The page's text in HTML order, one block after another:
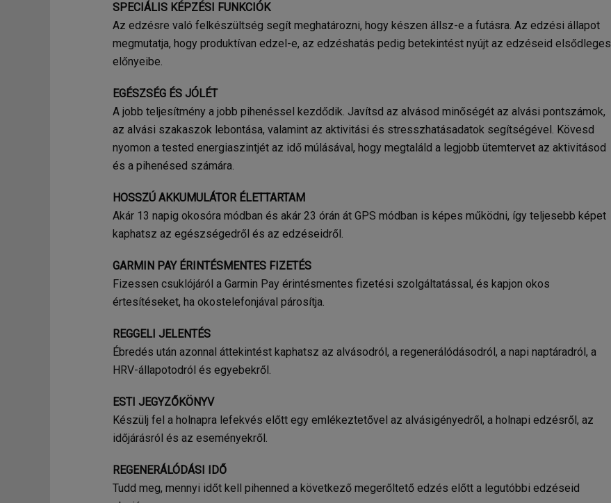
SPECIÁLIS KÉPZÉSI FUNKCIÓK
Az edzésre való felkészültség segít meghatározni, hogy készen állsz-e a futásra. Az edzési állapot
megmutatja, hogy produktívan edzel-e, az edzéshatás pedig betekintést nyújt az edzéseid elsődleges
előnyeibe.
EGÉSZSÉG ÉS JÓLÉT
A jobb teljesítmény a jobb pihenéssel kezdődik. Javítsd az alvásod minőségét az alvási pontszámok,
az alvási szakaszok lebontása, valamint az aktivitási és stresszhatásadatok segítségével. Kövesd
nyomon a tested energiaszintjét az idő múlásával, hogy megtaláld a legjobb ütemtervet az aktivitásod
és a pihenésed számára.
HOSSZÚ AKKUMULÁTOR ÉLETTARTAM
Akár 13 napig okosóra módban és akár 23 órán át GPS módban is képes működni, így teljesebb képet
kaphatsz az egészségedről és az edzéseidről.
GARMIN PAY ÉRINTÉSMENTES FIZETÉS
Fizessen csuklójáról a Garmin Pay érintésmentes fizetési szolgáltatással, és kapjon okos
értesítéseket, ha okostelefonjával párosítja.
REGGELI JELENTÉS
Ébredés után azonnal áttekintést kaphatsz az alvásodról, a regenerálódásodról, a napi naptáradról, a
HRV-állapotodról és egyebekről.
ESTI JEGYZŐKÖNYV
Készülj fel a holnapra lefekvés előtt egy emlékeztetővel az alvásigényedről, a holnapi edzésről, az
időjárásról és az eseményekről.
REGENERÁLÓDÁSI IDŐ
Tudd meg, mennyi időt kell pihenned a következő megerőltető edzés előtt a legutóbbi edzéseid